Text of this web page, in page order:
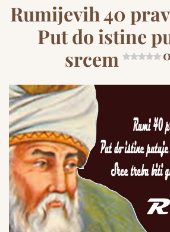
Rumijevih 40
Put do istine
srcem